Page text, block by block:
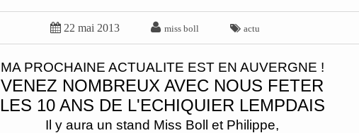
 22 mai 2013  miss boll  actu
MA PROCHAINE ACTUALITE EST EN AUVERGNE !
VENEZ NOMBREUX AVEC NOUS FETER
LES 10 ANS DE L'ECHIQUIER LEMPDAIS
Il y aura un stand Miss Boll et Philippe,